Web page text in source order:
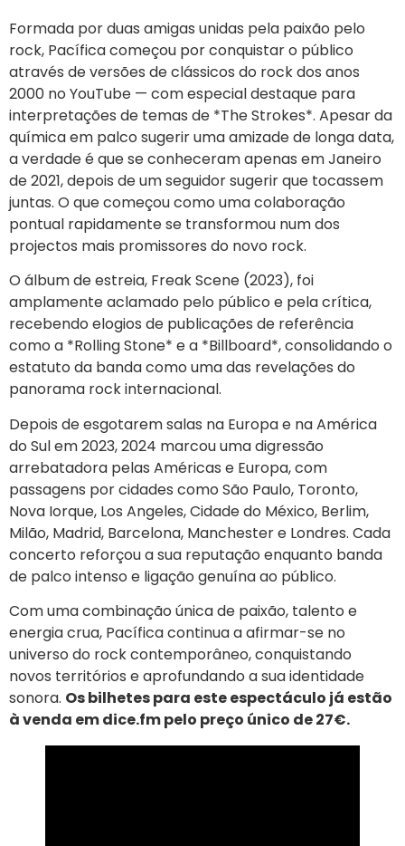
Formada por duas amigas unidas pela paixão pelo
rock, Pacífica começou por conquistar o público
através de versões de clássicos do rock dos anos
2000 no YouTube — com especial destaque para
interpretações de temas de *The Strokes*. Apesar da
química em palco sugerir uma amizade de longa data,
a verdade é que se conheceram apenas em Janeiro
de 2021, depois de um seguidor sugerir que tocassem
juntas. O que começou como uma colaboração
pontual rapidamente se transformou num dos
projectos mais promissores do novo rock.
O álbum de estreia, Freak Scene (2023), foi
amplamente aclamado pelo público e pela crítica,
recebendo elogios de publicações de referência
como a *Rolling Stone* e a *Billboard*, consolidando o
estatuto da banda como uma das revelações do
panorama rock internacional.
Depois de esgotarem salas na Europa e na América
do Sul em 2023, 2024 marcou uma digressão
arrebatadora pelas Américas e Europa, com
passagens por cidades como São Paulo, Toronto,
Nova Iorque, Los Angeles, Cidade do México, Berlim,
Milão, Madrid, Barcelona, Manchester e Londres. Cada
concerto reforçou a sua reputação enquanto banda
de palco intenso e ligação genuína ao público.
Com uma combinação única de paixão, talento e
energia crua, Pacífica continua a afirmar-se no
universo do rock contemporâneo, conquistando
novos territórios e aprofundando a sua identidade
sonora. Os bilhetes para este espectáculo já estão
à venda em dice.fm pelo preço único de 27€.